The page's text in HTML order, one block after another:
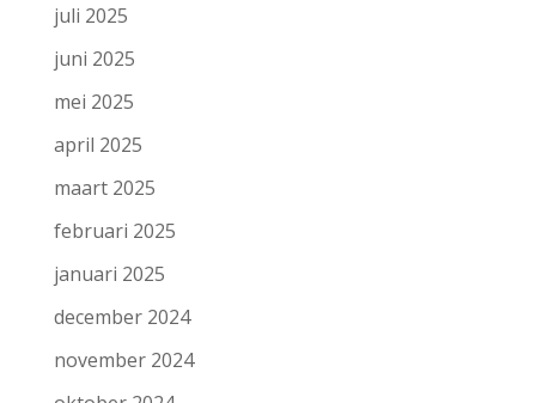
juli 2025
juni 2025
mei 2025
april 2025
maart 2025
februari 2025
januari 2025
december 2024
november 2024